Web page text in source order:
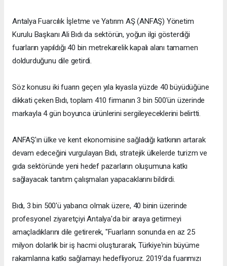
Antalya Fuarcılık İşletme ve Yatırım AŞ (ANFAŞ) Yönetim
Kurulu Başkanı Ali Bıdı da sektörün, yoğun ilgi gösterdiği
fuarların yapıldığı 40 bin metrekarelik kapalı alanı tamamen
doldurduğunu dile getirdi.
Söz konusu iki fuarın geçen yıla kıyasla yüzde 40 büyüdüğüne
dikkati çeken Bıdı, toplam 410 firmanın 3 bin 500'ün üzerinde
markayla 4 gün boyunca ürünlerini sergileyeceklerini belirtti.
ANFAŞ'ın ülke ve kent ekonomisine sağladığı katkının artarak
devam edeceğini vurgulayan Bıdı, stratejik ülkelerde turizm ve
gıda sektöründe yeni hedef pazarların oluşumuna katkı
sağlayacak tanıtım çalışmaları yapacaklarını bildirdi.
Bıdı, 3 bin 500'ü yabancı olmak üzere, 40 binin üzerinde
profesyonel ziyaretçiyi Antalya'da bir araya getirmeyi
amaçladıklarını dile getirerek, "Fuarların sonunda en az 25
milyon dolarlık bir iş hacmi oluşturarak, Türkiye'nin büyüme
rakamlarına katkı sağlamayı hedefliyoruz. 2019'da fuarımızı